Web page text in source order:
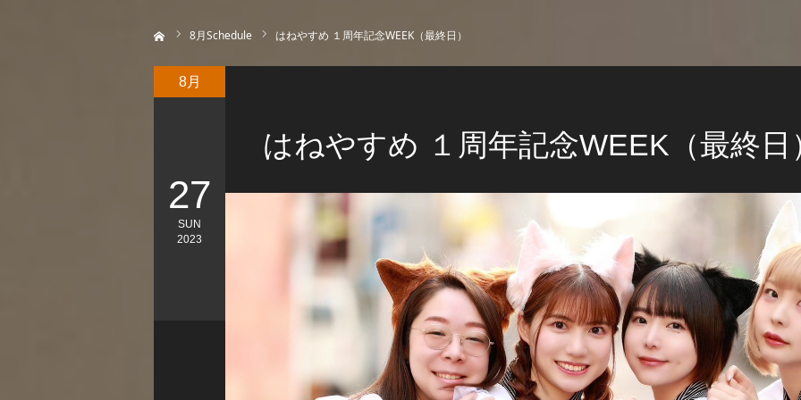
8月Schedule はねやすめ １周年記念WEEK（最終日）
はねやすめ １周年記念WEEK（最終日
8月
27
SUN
2023